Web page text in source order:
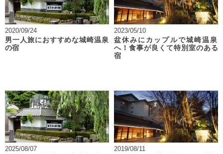
2020/09/24
男一人旅におすすめな城崎温泉
の宿
2023/05/10
盆休みにカップルで城崎温泉
へ！食事が良くて特別室のある
宿
2025/08/07
2019/08/11